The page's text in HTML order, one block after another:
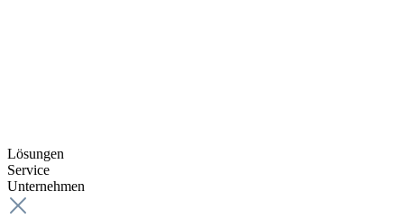
Lösungen
Service
Unternehmen